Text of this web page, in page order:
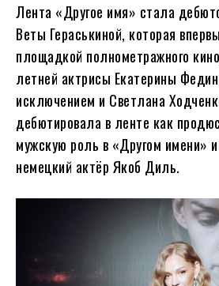
Лента «Другое имя» стала
Веты Гераськиной, которая
площадкой полнометражного
летней актрисы Екатерины
исключением и Светлана
дебютировала в ленте как
мужскую роль в «Другом имени»
немецкий актёр Якоб Диль.